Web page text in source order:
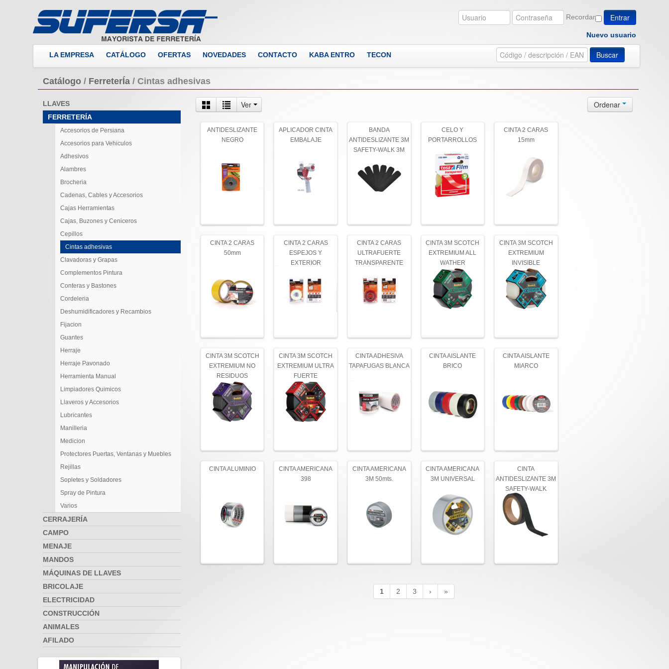
Recordar
Nuevo usuario
LA EMPRESA CATÁLOGO OFERTAS NOVEDADES CONTACTO KABA ENTRO TECON Buscar
Catálogo / FerreterÍa / Cintas adhesivas
LLAVES
FERRETERÍA
Accesorios de Persiana
Accesorios para Vehiculos
Adhesivos
Alambres
Brocheria
Cadenas, Cables y Accesorios
Cajas Herramientas
Cajas, Buzones y Ceniceros
Cepillos
Cintas adhesivas
Clavadoras y Grapas
Complementos Pintura
Conteras y Bastones
Cordeleria
Deshumidificadores y Recambios
Fijacion
Guantes
Herraje
Herraje Pavonado
Herramienta Manual
Limpiadores Quimicos
Llaveros y Accesorios
Lubricantes
Manilleria
Medicion
Protectores Puertas, Ventanas y Muebles
Rejillas
Sopletes y Soldadores
Spray de Pintura
Varios
CERRAJERÍA
CAMPO
MENAJE
MANDOS
MÁQUINAS DE LLAVES
BRICOLAJE
ELECTRICIDAD
CONSTRUCCIÓN
ANIMALES
AFILADO
Ver Ordenar
ANTIDESLIZANTE
NEGRO
APLICADOR CINTA
EMBALAJE
BANDA
ANTIDESLIZANTE 3M
SAFETY-WALK 3M
CELO Y
PORTARROLLOS
CINTA 2 CARAS
15mm
CINTA 2 CARAS
50mm
CINTA 2 CARAS
ESPEJOS Y
EXTERIOR
CINTA 2 CARAS
ULTRAFUERTE
TRANSPARENTE
CINTA 3M SCOTCH
EXTREMIUM ALL
WATHER
CINTA 3M SCOTCH
EXTREMIUM
INVISIBLE
CINTA 3M SCOTCH
EXTREMIUM NO
RESIDUOS
CINTA 3M SCOTCH
EXTREMIUM ULTRA
FUERTE
CINTA ADHESIVA
TAPAFUGAS BLANCA
CINTA AISLANTE
BRICO
CINTA AISLANTE
MIARCO
CINTA ALUMINIO
CINTA AMERICANA
398
CINTA AMERICANA
3M 50mts.
CINTA AMERICANA
3M UNIVERSAL
CINTA
ANTIDESLIZANTE 3M
SAFETY-WALK
NEGRA 4,57 Mts
1 2 3 › »